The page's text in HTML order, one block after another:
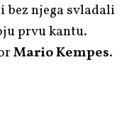
bez njega svladali
prvu kantu.
Mario Kempes.